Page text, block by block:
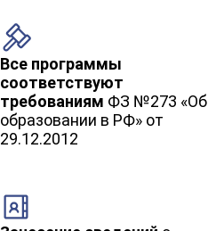
Все программы
соответствуют
требованиям ФЗ №273 «Об
образовании в РФ» от
29.12.2012